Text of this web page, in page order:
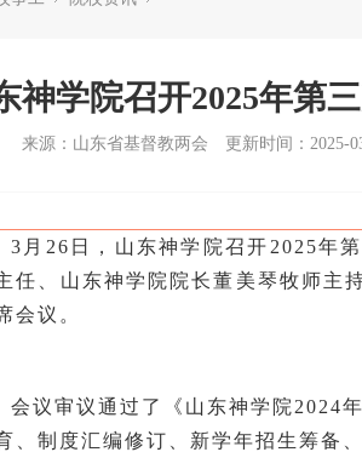
神学院召开2025年第
来源：山东省基督教两会 更新时间：2025-
3月26日，山东神学院召开2025年
任、山东神学院院长董美琴牧师主
会议。
会议审议通过了《山东神学院2024
、制度汇编修订、新学年招生筹备